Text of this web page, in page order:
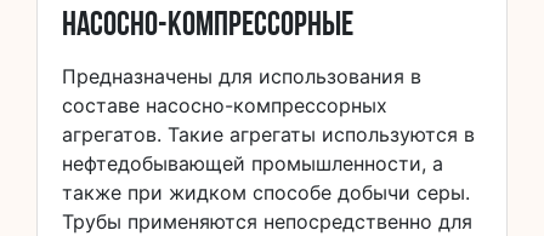
насосно-компрессорные
Предназначены для использования в
составе насосно-компрессорных
агрегатов. Такие агрегаты используются в
нефтедобывающей промышленности, а
также при жидком способе добычи серы.
Трубы применяются непосредственно для